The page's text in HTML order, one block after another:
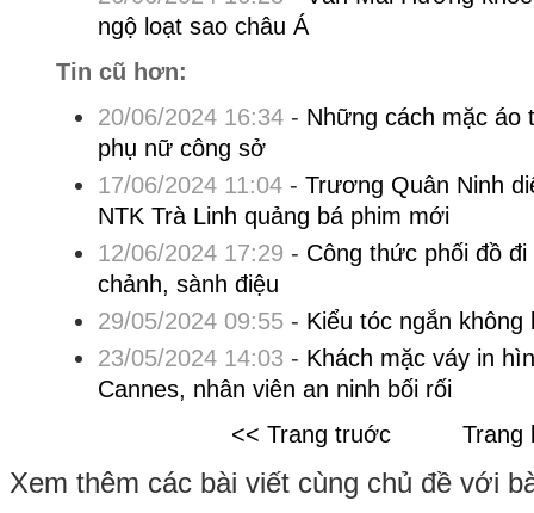
ngộ loạt sao châu Á
Tin cũ hơn:
20/06/2024 16:34- Những cách mặc áo
phụ nữ công sở
17/06/2024 11:04- Trương Quân Ninh
NTK Trà Linh quảng bá phim mới
12/06/2024 17:29 - Công thức phối đồ
chảnh, sành điệu
29/05/2024 09:55- Kiểu tóc ngắn không
23/05/2024 14:03 - Khách mặc váy in
Cannes, nhân viên an ninh bối rối
<< Trang truớc
Trang
Xem thêm các bài viết cùng chủ đề với